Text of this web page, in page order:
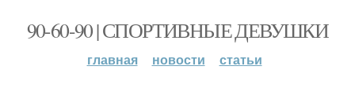
90-60-90 | СПОРТИВНЫЕ ДЕВУШКИ
главная новости статьи